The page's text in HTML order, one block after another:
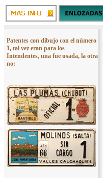
Patentes con dibujo con el número
1, tal vez eran para los
Intendentes, una fue usada, la otra
no: